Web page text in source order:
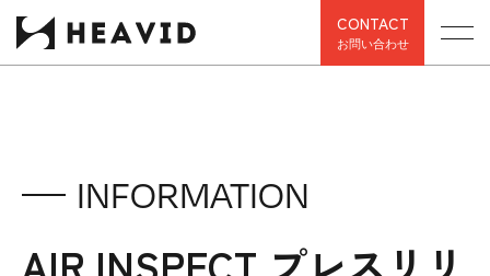
CONTACT
お問い合わせ
INFORMATION
AIR INSPECT プレスリリ